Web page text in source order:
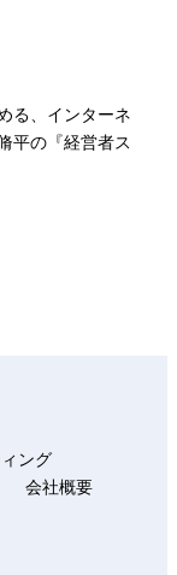
る、インターネ
平の『経営者ス
ング
会社概要